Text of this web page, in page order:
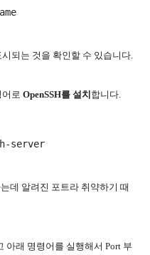
되는 것을 확인할 수 있습니다.
어로 OpenSSH를 설치 합니다.
데 알려진 포트라 취약하기 때
아래 명령어를 실행해서 Port 부